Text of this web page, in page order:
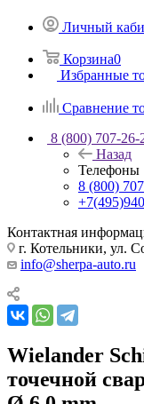
Личный
Корзина0
Избранные
Сравнение
8 (800) 707-26-
Назад
Телефоны
8 (800)
Контактная
г. Котельники, ул.
info@sherpa-auto.ru
Wielander
точечной